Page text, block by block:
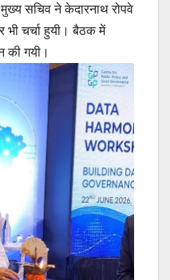
सचिव ने केदारनाथ रोपवे
भी चर्चा हुयी। बैठक में
की गयी।